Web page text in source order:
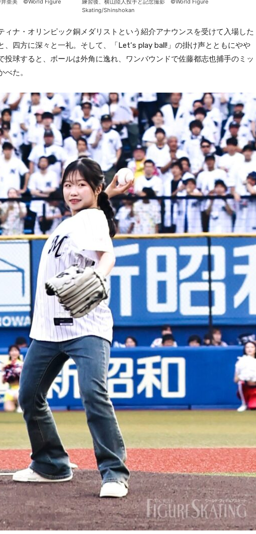
Skating/Shinshokan
ィナ・オリンピック銅メダリストという紹介アナウンスを受けて入場した
、四方に深々と一礼。そして、「Let‘s play ball!」の掛け声とともにやや
投球すると、ボールは外角に逸れ、ワンバウンドで佐藤都志也捕手のミッ
た。